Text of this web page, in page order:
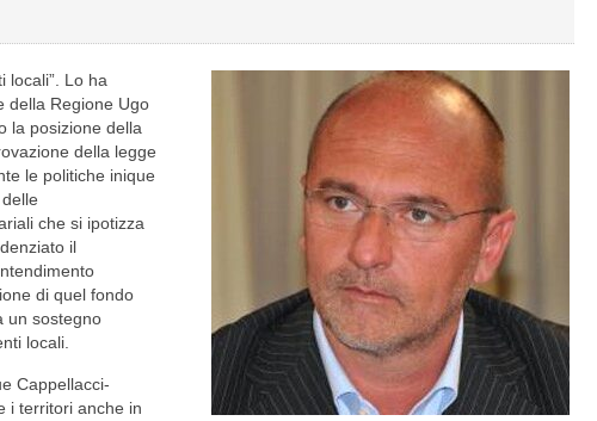
locali”. Lo ha
della Regione Ugo
la posizione della
della legge
le politiche inique
che si ipotizza
il
di quel fondo
un sostegno
locali.
Cappellacci-
i territori anche in